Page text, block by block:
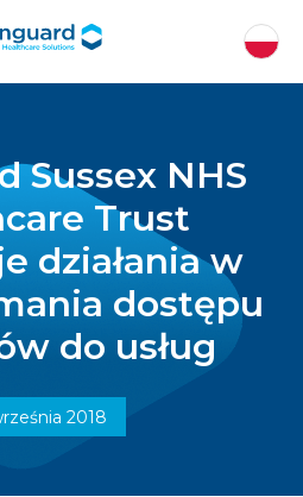
Sussex NHS
Trust
działania w
dostępu
do usług
2018